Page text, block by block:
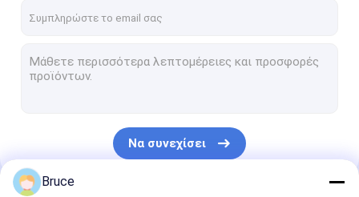
DNV 2.7-1 παράκτιο εμπορευματοκιβώτιο
Κινητή γεννήτρια
Μηχανή φυσικού αερίου
Ελαφρύς πύργος
Να συνεχίσει
Bruce